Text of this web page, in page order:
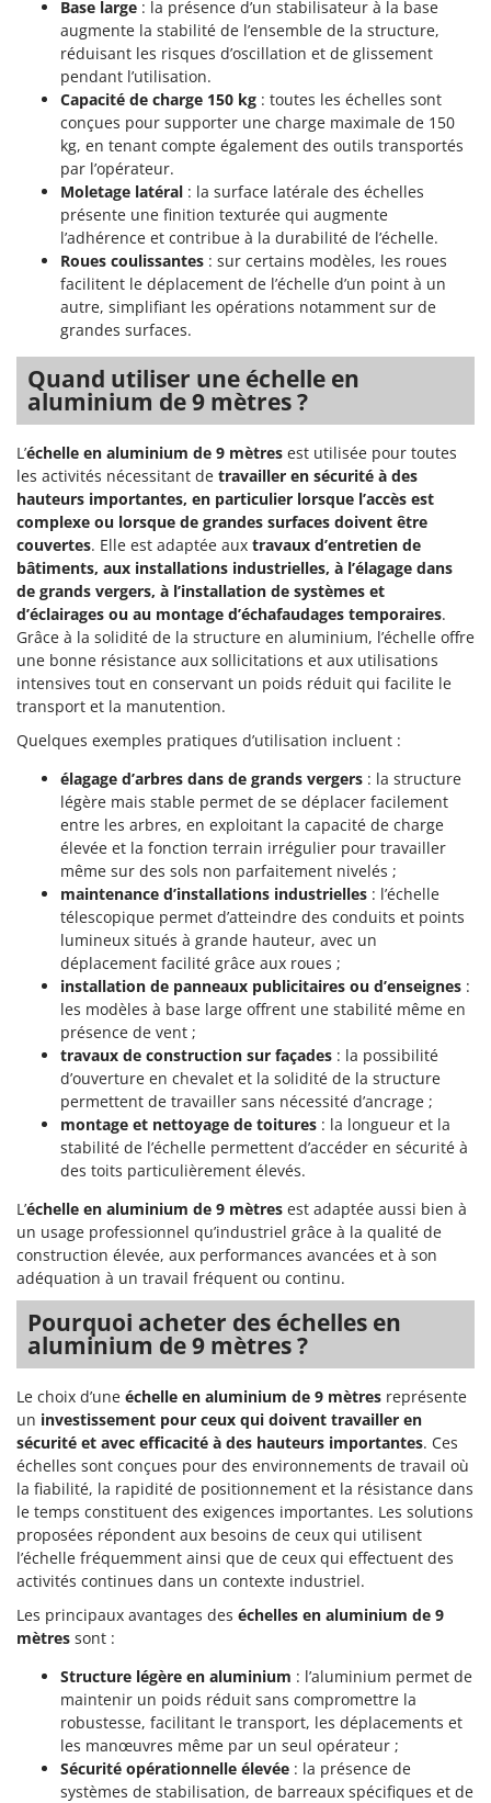
Machines pour la transformation des fruits
Machines sous vide
Motobineuses
Motoculteurs
Motofaucheuses
Motopompes pour irrigation
Moulins à céréales électriques
Moulins à farine
Nettoyeurs et Balais à vapeur
Nettoyeurs haute pression
Nettoyeurs tapis, moquettes et tapisseries
P
Peignes vibreurs et Secoueurs à olives
Pelles rétros pour tracteur
Perches Élagueuses
Pétrins à Spirale
Piscines
Planteuses de pommes de terre pour tracteur
Plateaux de coupe pour tracteur
Plumeuses
Pompes d'irrigation à tracteur
Pompes de transfert
Postes à souder
Poussoirs à saucisse
Presses à pellets
Pressoirs à fruits
Pressoirs à Raisin
Pulvérisateurs
Pulvérisateurs portés
Rafraîchisseurs d'air par évaporation
Rampes de chargement en aluminium
Râpes à fromage électriques
Râteaux pour tracteur
Remplisseuses
Robots nettoyeurs de piscine
Robots Tondeuses
Rogneuses de souches
Rouleaux pour tracteur
S
Scies à os
Scies à Ruban
Scies alternatives à batterie
Scies de jardin télescopiques
Sécateurs électriques à batterie
Sécateurs et Échenilloirs manuels
Sécateurs pneumatiques
Semoirs et Épandeurs d'engrais
Socs pour tracteur
Souffleurs aspirateurs pour Feuilles
Soufreuses - Poudreuses à dos
Soufreuses - Poudreuses pour tracteur
Famur
FARMER
FBC
Ferrari Group
Ferroni
Ferrua
FIAC
FIEM
Fimar
FINI
Fiorentini
Fiskars
Flymo
Fontana Forni
Forest Master
Francini
G
G3 Ferrari
Gardena
Garofalo
GeoTech
GeoTech Pro
Gierre
Ginko - MGM
Gipeco
Girmi
GRAEF
Gre
GreenBay
Greenworks
GRIFO
GVS
GYS
Hailo
Helvi
Henx
HiKOKI
Honda
Idromatic
Il-Tec
Imperia
Infaco
Intec
Intex
Italyco
ITM
J JOLLY ITALIA
KAAZ
Karcher
Kasco
Kemper
Base large : la présence d’un stabilisateur à la base
augmente la stabilité de l’ensemble de la structure,
réduisant les risques d’oscillation et de glissement
pendant l’utilisation.
Capacité de charge 150 kg : toutes les échelles sont
conçues pour supporter une charge maximale de 150
kg, en tenant compte également des outils transportés
par l’opérateur.
Moletage latéral : la surface latérale des échelles
présente une finition texturée qui augmente
l’adhérence et contribue à la durabilité de l’échelle.
Roues coulissantes : sur certains modèles, les roues
facilitent le déplacement de l’échelle d’un point à un
autre, simplifiant les opérations notamment sur de
grandes surfaces.
Quand utiliser une échelle en
aluminium de 9 mètres ?
L’échelle en aluminium de 9 mètres est utilisée pour toutes
les activités nécessitant de travailler en sécurité à des
hauteurs importantes, en particulier lorsque l’accès est
complexe ou lorsque de grandes surfaces doivent être
couvertes. Elle est adaptée aux travaux d’entretien de
bâtiments, aux installations industrielles, à l’élagage dans
de grands vergers, à l’installation de systèmes et
d’éclairages ou au montage d’échafaudages temporaires.
Grâce à la solidité de la structure en aluminium, l’échelle offre
une bonne résistance aux sollicitations et aux utilisations
intensives tout en conservant un poids réduit qui facilite le
transport et la manutention.
Quelques exemples pratiques d’utilisation incluent :
élagage d’arbres dans de grands vergers : la structure
légère mais stable permet de se déplacer facilement
entre les arbres, en exploitant la capacité de charge
élevée et la fonction terrain irrégulier pour travailler
même sur des sols non parfaitement nivelés ;
maintenance d’installations industrielles : l’échelle
télescopique permet d’atteindre des conduits et points
lumineux situés à grande hauteur, avec un
déplacement facilité grâce aux roues ;
installation de panneaux publicitaires ou d’enseignes :
les modèles à base large offrent une stabilité même en
présence de vent ;
travaux de construction sur façades : la possibilité
d’ouverture en chevalet et la solidité de la structure
permettent de travailler sans nécessité d’ancrage ;
montage et nettoyage de toitures : la longueur et la
stabilité de l’échelle permettent d’accéder en sécurité à
des toits particulièrement élevés.
L’échelle en aluminium de 9 mètres est adaptée aussi bien à
un usage professionnel qu’industriel grâce à la qualité de
construction élevée, aux performances avancées et à son
adéquation à un travail fréquent ou continu.
Pourquoi acheter des échelles en
aluminium de 9 mètres ?
Le choix d’une échelle en aluminium de 9 mètres représente
un investissement pour ceux qui doivent travailler en
sécurité et avec efficacité à des hauteurs importantes. Ces
échelles sont conçues pour des environnements de travail où
la fiabilité, la rapidité de positionnement et la résistance dans
le temps constituent des exigences importantes. Les solutions
proposées répondent aux besoins de ceux qui utilisent
l’échelle fréquemment ainsi que de ceux qui effectuent des
activités continues dans un contexte industriel.
Les principaux avantages des échelles en aluminium de 9
mètres sont :
Structure légère en aluminium : l’aluminium permet de
maintenir un poids réduit sans compromettre la
robustesse, facilitant le transport, les déplacements et
les manœuvres même par un seul opérateur ;
Sécurité opérationnelle élevée : la présence de
systèmes de stabilisation, de barreaux spécifiques et de